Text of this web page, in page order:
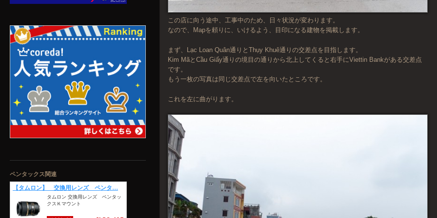
ペンタックス関連
この店に向う途中、工事中のため、日々状況が変わります。
なので、Mapを頼りに、いけるよう、目印になる建物を掲載します。
まず、Lạc Loan Quân通りとThụy Khuê通りの交差点を目指します。
Kim MãとCầu Giấy通りの境目の通りから北上してくると右手にViettin Bankがある交差点
です。
もう一枚の写真は同じ交差点で左を向いたところです。
これを左に曲がります。